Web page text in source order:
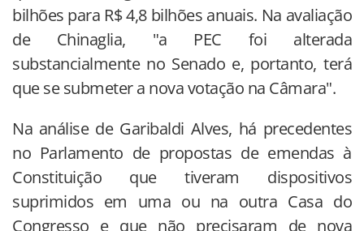
bilhões para R$ 4,8 bilhões anuais. Na avaliação
de Chinaglia, "a PEC foi alterada
substancialmente no Senado e, portanto, terá
que se submeter a nova votação na Câmara".
Na análise de Garibaldi Alves, há precedentes
no Parlamento de propostas de emendas à
Constituição que tiveram dispositivos
suprimidos em uma ou na outra Casa do
Congresso e que não precisaram de nova